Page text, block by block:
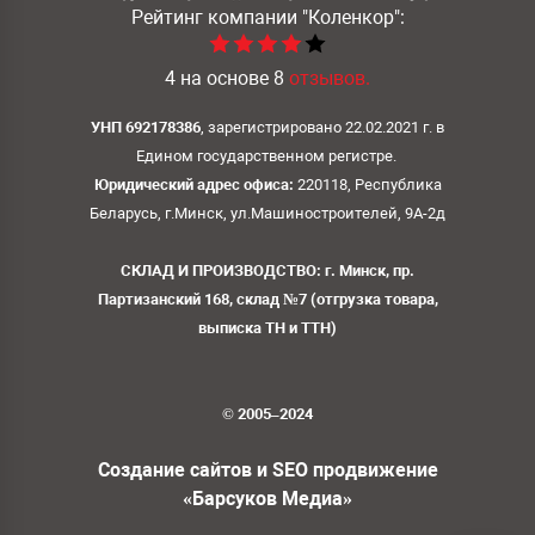
Рейтинг компании "Коленкор":
4 на основе 8 отзывов.
УНП 692178386 , зарегистрировано 22.02.2021 г. в
Едином государственном регистре.
Юридический адрес офиса: 220118, Республика
Беларусь, г.Минск, ул.Машиностроителей, 9А-2д
СКЛАД И ПРОИЗВОДСТВО: г. Минск, пр.
Партизанский 168, склад №7 (отгрузка товара,
выписка ТН и ТТН)
© 2005–2024
Создание сайтов и SEO продвижение
«Барсуков Медиа»